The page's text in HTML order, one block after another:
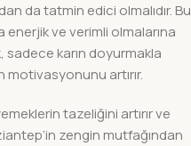
da tatmin edici olmalıdır. Bu
enerjik ve verimli olmalarına
sadece karın doyurmakla
motivasyonunu artırır.
tazeliğini artırır ve
zengin mutfağından